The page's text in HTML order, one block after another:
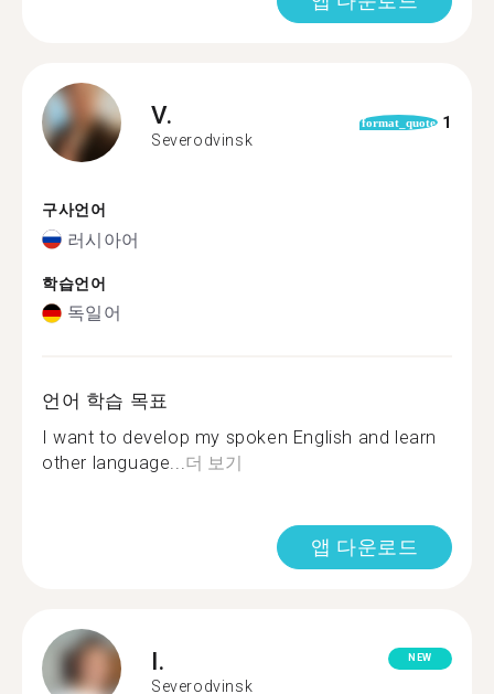
V.
Severodvinsk
format_quote 1
구사언어
러시아어
학습언어
독일어
언어 학습 목표
I want to develop my spoken English and learn
other language...더 보기
앱 다운로드
I.
Severodvinsk
NEW